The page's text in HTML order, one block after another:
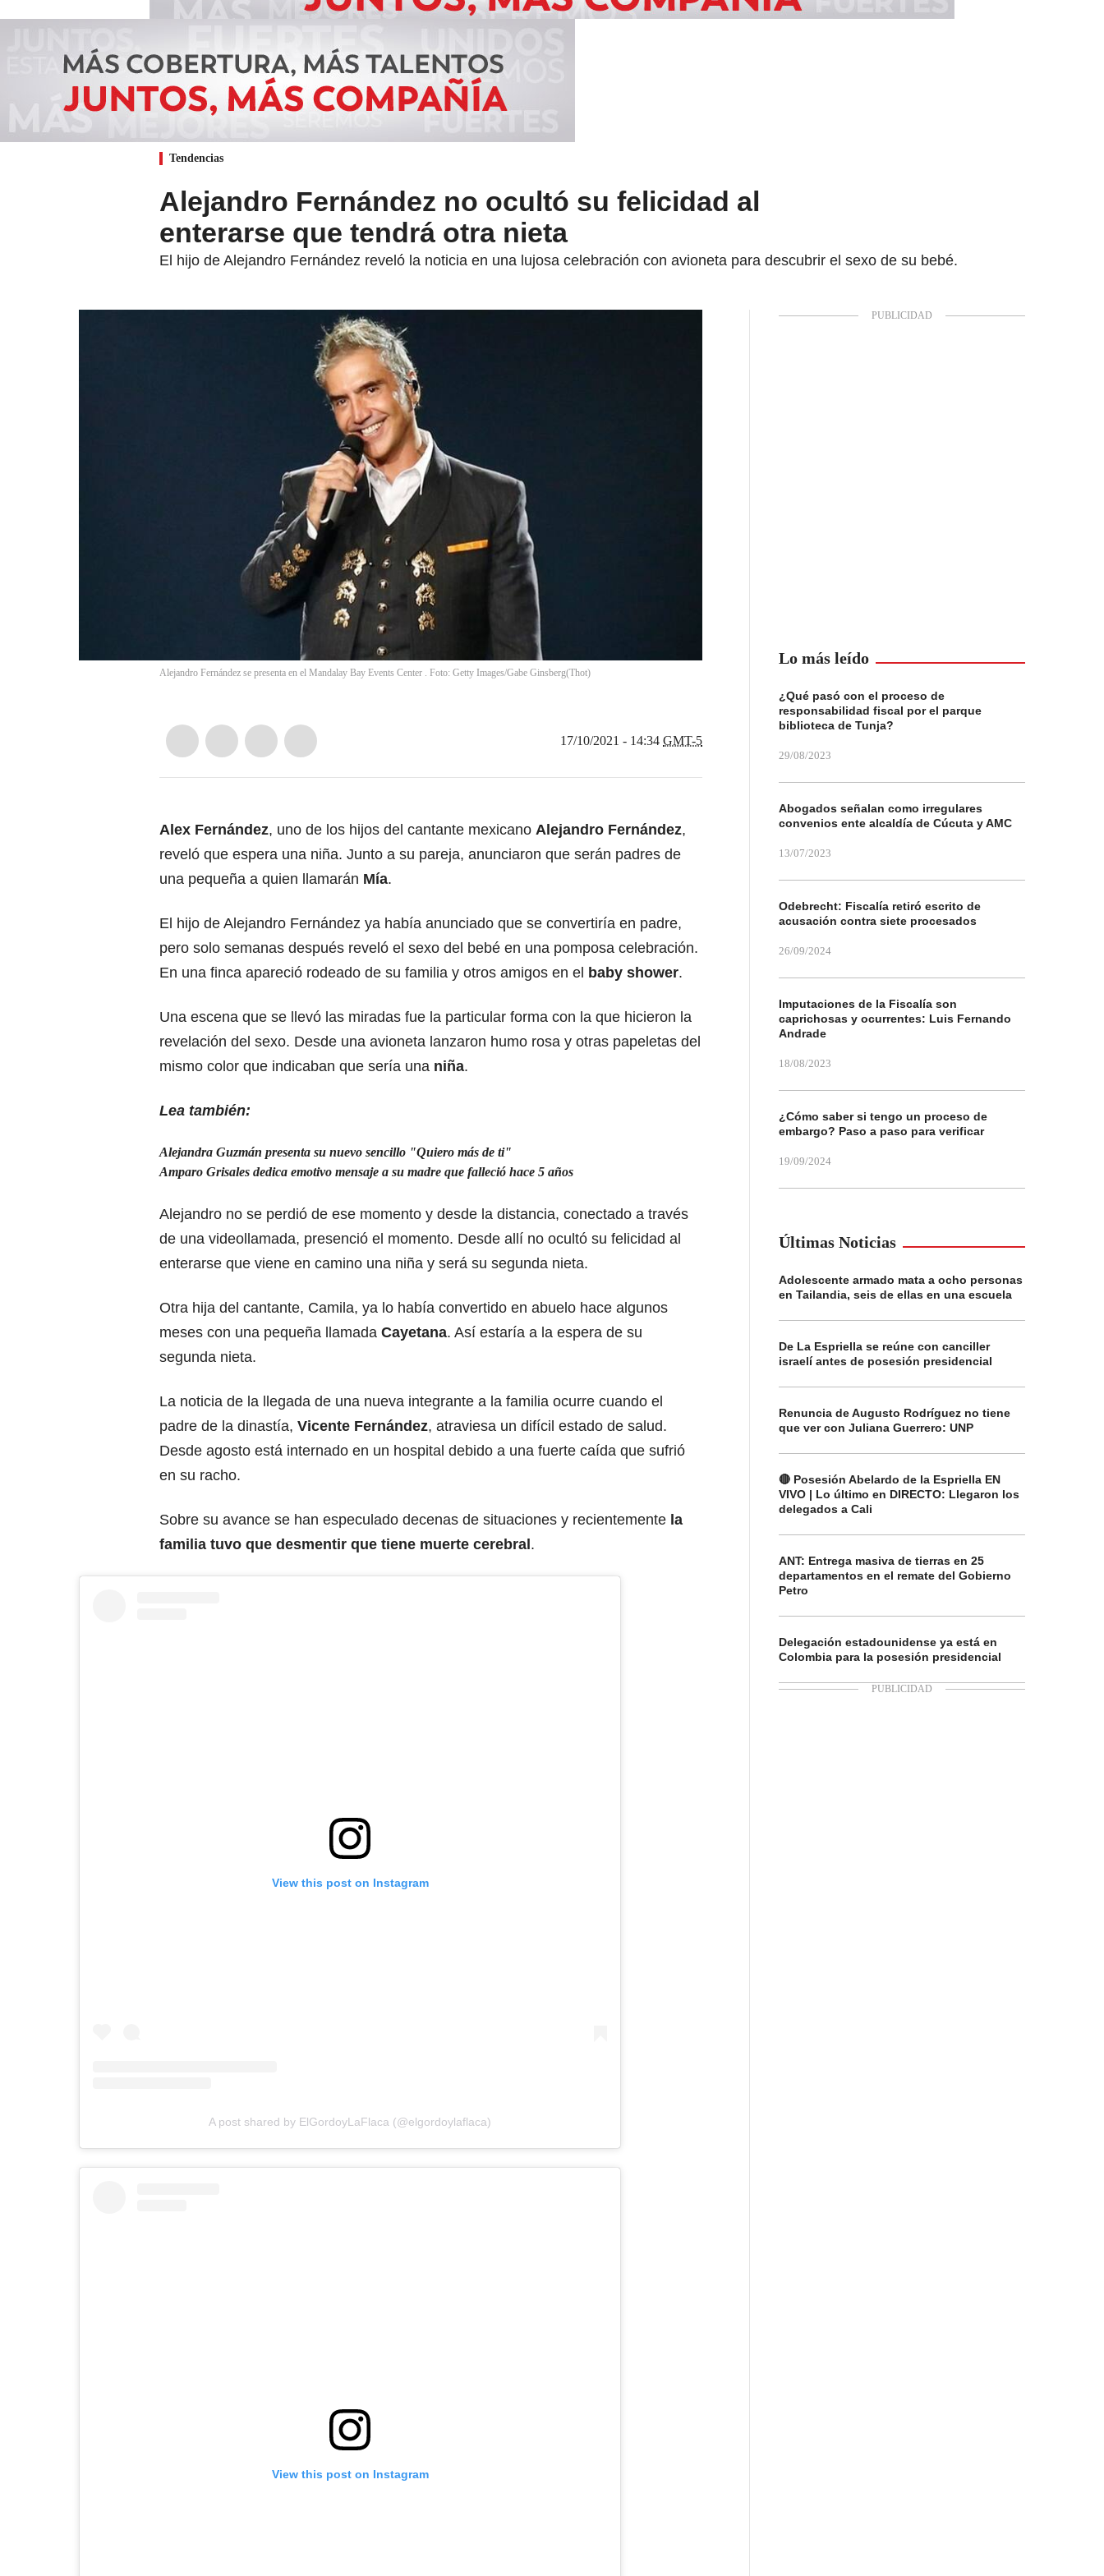
Tendencias
Alejandro Fernández no ocultó su felicidad al
enterarse que tendrá otra nieta
El hijo de Alejandro Fernández reveló la noticia en una lujosa celebración con avioneta para descubrir el sexo de su bebé.
Alejandro Fernández se presenta en el Mandalay Bay Events Center . Foto: Getty Images/Gabe Ginsberg(Thot)
17/10/2021 - 14:34 GMT-5
Alex Fernández, uno de los hijos del cantante mexicano Alejandro Fernández,
reveló que espera una niña. Junto a su pareja, anunciaron que serán padres de
una pequeña a quien llamarán Mía.
El hijo de Alejandro Fernández ya había anunciado que se convertiría en padre,
pero solo semanas después reveló el sexo del bebé en una pomposa celebración.
En una finca apareció rodeado de su familia y otros amigos en el baby shower.
Una escena que se llevó las miradas fue la particular forma con la que hicieron la
revelación del sexo. Desde una avioneta lanzaron humo rosa y otras papeletas del
mismo color que indicaban que sería una niña.
Lea también:
Alejandra Guzmán presenta su nuevo sencillo "Quiero más de ti"
Amparo Grisales dedica emotivo mensaje a su madre que falleció hace 5 años
Alejandro no se perdió de ese momento y desde la distancia, conectado a través
de una videollamada, presenció el momento. Desde allí no ocultó su felicidad al
enterarse que viene en camino una niña y será su segunda nieta.
Otra hija del cantante, Camila, ya lo había convertido en abuelo hace algunos
meses con una pequeña llamada Cayetana. Así estaría a la espera de su
segunda nieta.
La noticia de la llegada de una nueva integrante a la familia ocurre cuando el
padre de la dinastía, Vicente Fernández, atraviesa un difícil estado de salud.
Desde agosto está internado en un hospital debido a una fuerte caída que sufrió
en su racho.
Sobre su avance se han especulado decenas de situaciones y recientemente la
familia tuvo que desmentir que tiene muerte cerebral.
View this post on Instagram
A post shared by ElGordoyLaFlaca (@elgordoylaflaca)
View this post on Instagram
Lo más leído
¿Qué pasó con el proceso de
responsabilidad fiscal por el parque
biblioteca de Tunja?
29/08/2023
Abogados señalan como irregulares
convenios ente alcaldía de Cúcuta y AMC
13/07/2023
Odebrecht: Fiscalía retiró escrito de
acusación contra siete procesados
26/09/2024
Imputaciones de la Fiscalía son
caprichosas y ocurrentes: Luis Fernando
Andrade
18/08/2023
¿Cómo saber si tengo un proceso de
embargo? Paso a paso para verificar
19/09/2024
Últimas Noticias
Adolescente armado mata a ocho personas
en Tailandia, seis de ellas en una escuela
De La Espriella se reúne con canciller
israelí antes de posesión presidencial
Renuncia de Augusto Rodríguez no tiene
que ver con Juliana Guerrero: UNP
🔴 Posesión Abelardo de la Espriella EN
VIVO | Lo último en DIRECTO: Llegaron los
delegados a Cali
ANT: Entrega masiva de tierras en 25
departamentos en el remate del Gobierno
Petro
Delegación estadounidense ya está en
Colombia para la posesión presidencial